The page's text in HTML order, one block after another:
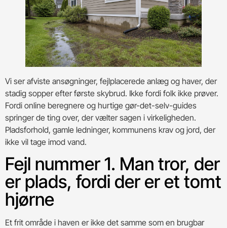
Vi ser afviste ansøgninger, fejlplacerede anlæg og haver, der
stadig sopper efter første skybrud. Ikke fordi folk ikke prøver.
Fordi online beregnere og hurtige gør-det-selv-guides
springer de ting over, der vælter sagen i virkeligheden.
Pladsforhold, gamle ledninger, kommunens krav og jord, der
ikke vil tage imod vand.
Fejl nummer 1. Man tror, der
er plads, fordi der er et tomt
hjørne
Et frit område i haven er ikke det samme som en brugbar